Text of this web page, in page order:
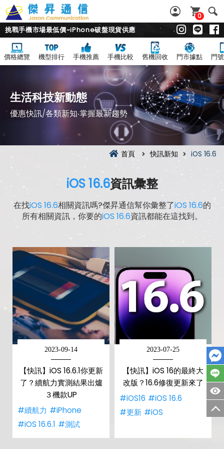
0
挑戰手機市場最低價~iPhone破盤現貨供應
價格總覽 機型排行 手機推薦 手機比較 舊機回收 門市據點 門
生活科技新動態
優惠快訊/各類新知‧掌握最新趨勢
首頁 快訊新知 iOS 16.6
iOS 16.6資訊彙整
在找iOS 16.6相關資訊嗎?傑昇通信幫你彙整了iOS 16.6的
所有相關資訊，你要的iOS 16.6資訊都能在這找到。
2023-09-14
【快訊】iOS 16.6.1你更新
了？續航力實測結果出爐
３機款UP
#續航力 #iPhone
#iOS 16.6.1 #測試
2023-07-25
【快訊】iOS 16的最終大
改版？16.6修復更新來了
#iOS16 #iOS 16.6
#更新 #iOS